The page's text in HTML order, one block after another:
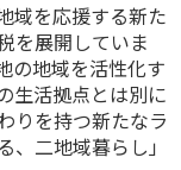
域を応援する新た
を展開していま
の地域を活性化す
生活拠点とは別に
りを持つ新たなラ
、二地域暮らし」